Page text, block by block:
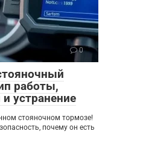
0
работы,
устранение
стояночном тормозе!
почему он есть